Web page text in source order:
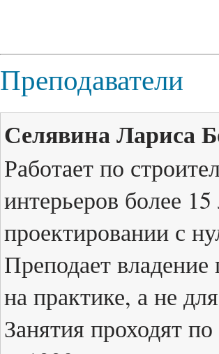
Преподаватели
Селявина Лариса
Работает по
интерьеров более
проектировании с
Преподает
на практике, а не
Занятия проходят